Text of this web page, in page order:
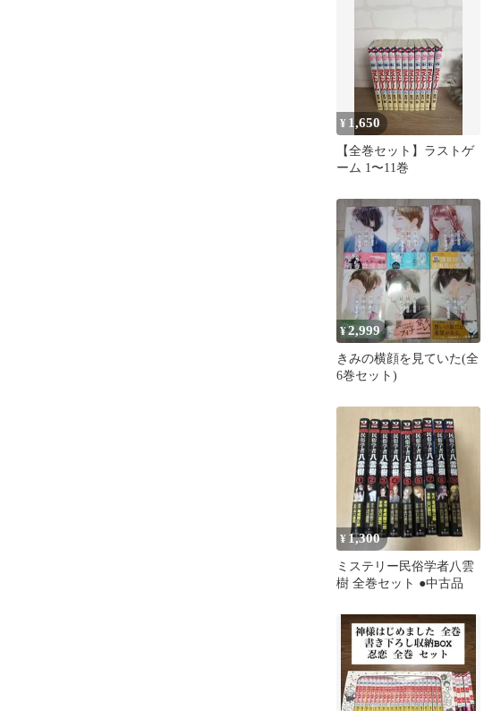
¥ 1,650
【全巻セット】ラストゲ
ーム 1〜11巻
¥2,999
きみの横顔を見ていた(全
6巻セット)
¥ 1,300
ミステリー民俗学者八雲
樹 全巻セット ●中古品